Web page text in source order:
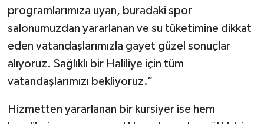
programlarımıza uyan, buradaki spor
salonumuzdan yararlanan ve su tüketimine dikkat
eden vatandaşlarımızla gayet güzel sonuçlar
alıyoruz. Sağlıklı bir Haliliye için tüm
vatandaşlarımızı bekliyoruz.”
Hizmetten yararlanan bir kursiyer ise hem